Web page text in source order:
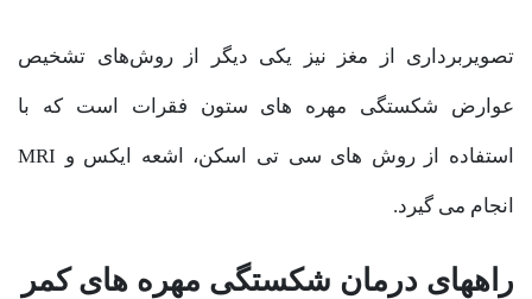
تصویربرداری از مغز نیز یکی دیگر از روش‌های تشخیص
عوارض شکستگی مهره های ستون فقرات است که با
استفاده از روش های سی تی اسکن، اشعه ایکس و MRI
انجام می گیرد.
راههای درمان شکستگی مهره‌ های کمر